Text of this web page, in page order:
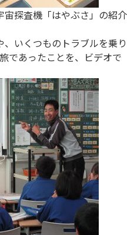
探査機「はやぶさ」の紹介
いくつものトラブルを乗り
であったことを、ビデオで